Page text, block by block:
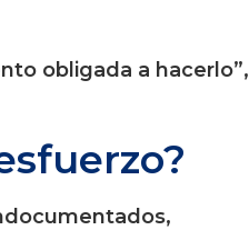
obligada a hacerlo”,